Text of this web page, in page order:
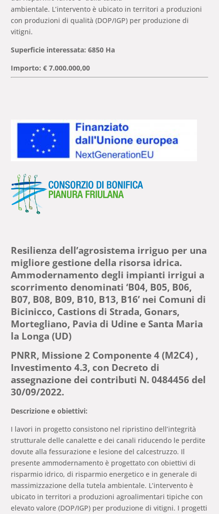
ambientale. L’intervento è ubicato in territori a produzioni
con produzioni di qualità (DOP/IGP) per produzione di
vitigni.
Superficie interessata: 6850 Ha
Importo: € 7.000.000,00
Resilienza dell’agrosistema irriguo per una
migliore gestione della risorsa idrica.
Ammodernamento degli impianti irrigui a
scorrimento denominati ‘B04, B05, B06,
B07, B08, B09, B10, B13, B16’ nei Comuni di
Bicinicco, Castions di Strada, Gonars,
Mortegliano, Pavia di Udine e Santa Maria
la Longa (UD)
PNRR, Missione 2 Componente 4 (M2C4) ,
Investimento 4.3, con Decreto di
assegnazione dei contributi N. 0484456 del
30/09/2022.
Descrizione e obiettivi:
I lavori in progetto consistono nel ripristino dell’integrità
strutturale delle canalette e dei canali riducendo le perdite
dovute alla fessurazione e lesione del calcestruzzo. Il
presente ammodernamento è progettato con obiettivi di
risparmio idrico, di risparmio energetico e in generale di
massimizzazione della tutela ambientale. L’intervento è
ubicato in territori a produzioni agroalimentari tipiche con
elevato valore (DOP/IGP) per produzione di vitigni. I progetti